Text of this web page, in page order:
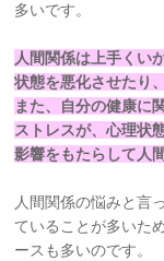
多いです。
人間関係は上手くい
状態を悪化させたり
また、自分の健康に
ストレスが、心理状
影響をもたらして人
人間関係の悩みと言
ていることが多いた
ースも多いのです。